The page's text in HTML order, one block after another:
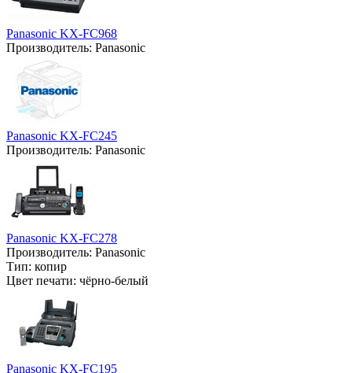
Panasonic KX-FC968
Производитель: Panasonic
Panasonic KX-FC245
Производитель: Panasonic
Panasonic KX-FC278
Производитель: Panasonic
Тип: копир
Цвет печати: чёрно-белый
Panasonic KX-FC195